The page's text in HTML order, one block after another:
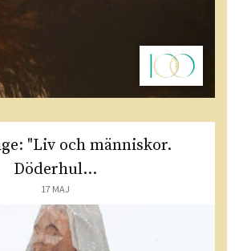
"Liv och människor.
Döderhul...
17 MAJ